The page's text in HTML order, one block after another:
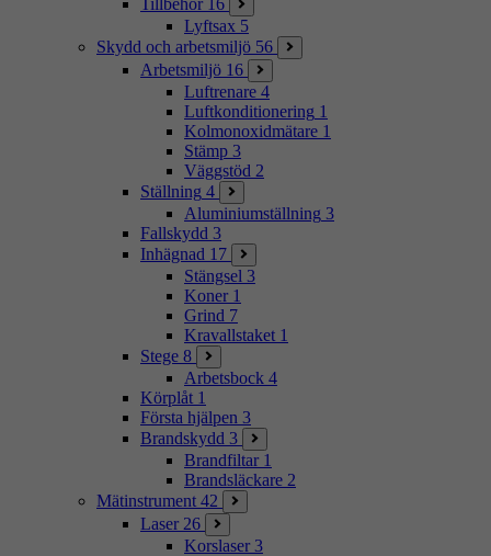
Lyftsax 5
Skydd och arbetsmiljö 56
Arbetsmiljö 16
Luftrenare 4
Luftkonditionering 1
Kolmonoxidmätare 1
Stämp 3
Väggstöd 2
Ställning 4
Aluminiumställning 3
Fallskydd 3
Inhägnad 17
Stängsel 3
Koner 1
Grind 7
Kravallstaket 1
Stege 8
Arbetsbock 4
Körplåt 1
Första hjälpen 3
Brandskydd 3
Brandfiltar 1
Brandsläckare 2
Mätinstrument 42
Laser 26
Korslaser 3